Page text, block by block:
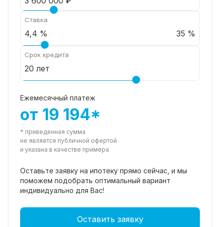
Ставка
35 %
Срок кредита
Ежемесячный платеж
от 19 194*
* приведенная сумма
не является публичной офертой
и указана в качестве примера
Оставьте заявку на ипотеку прямо сейчас, и мы
поможем подобрать оптимальный вариант
индивидуально для Вас!
Оставить заявку